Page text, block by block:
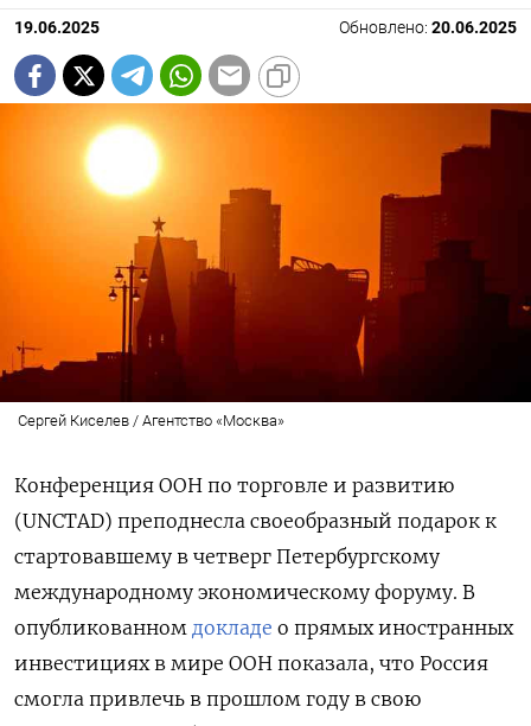
19.06.2025 Обновлено: 20.06.2025
Сергей Киселев / Агентство «Москва»
Конференция ООН по торговле и развитию
(UNCTAD) преподнесла своеобразный подарок к
стартовавшему в четверг Петербургскому
международному экономическому форуму. В
опубликованном докладе о прямых иностранных
инвестициях в мире ООН показала, что Россия
смогла привлечь в прошлом году в свою